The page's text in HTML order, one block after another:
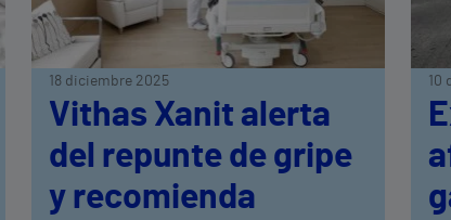
18 diciembre 2025
Vithas Xanit alerta
del repunte de gripe
y recomienda
10